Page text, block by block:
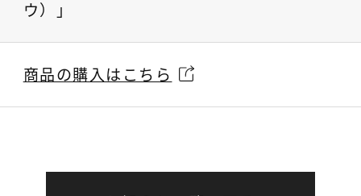
ウ）」
商品の購入はこちら